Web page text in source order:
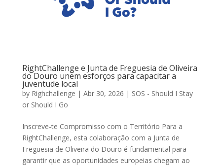
RightChallenge e Junta de Freguesia de Oliveira
do Douro unem esforços para capacitar a
juventude local
by Righchallenge | Abr 30, 2026 | SOS - Should I Stay
or Should I Go
Inscreve-te Compromisso com o Território Para a
RightChallenge, esta colaboração com a Junta de
Freguesia de Oliveira do Douro é fundamental para
garantir que as oportunidades europeias chegam ao